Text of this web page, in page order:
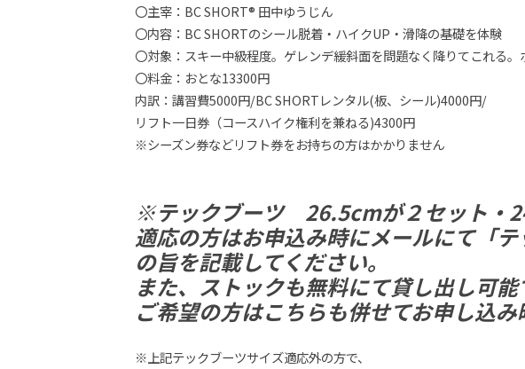
〇主宰：BC SHORT® 田中ゆうじん
〇内容：BC SHORTのシール脱着・ハイクUP・滑降の基礎を体験
〇対象：スキー中級程度。ゲレンデ緩斜面を問題なく降りてこれる。
〇料金：おとな13300円
内訳：講習費5000円/BC SHORTレンタル(板、シール)4000円/
リフト一日券（コースハイク権利を兼ねる)4300円
※シーズン券などリフト券をお持ちの方はかかりません
※テックブーツ 26.5cmが２セット・
適応の方はお申込み時にメールにて「テ
の旨を記載してください。
また、ストックも無料にて貸し出し可能
ご希望の方はこちらも併せてお申し込み
※上記テックブーツサイズ適応外の方で、